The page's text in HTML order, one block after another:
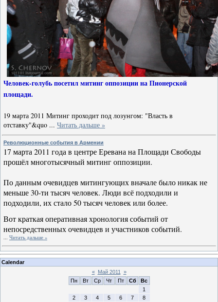
Человек-голубь посетил митинг оппозиции на Пионерской
площади.
19 марта 2011 Митинг проходит под лозунгом: "Власть в
отставку"&quo ... Читать дальше »
Революционные события в Армении
17 марта 2011 года в центре Еревана на Площади Свободы
прошёл многотысячный митинг оппозиции.
По данным очевидцев митингующих вначале было никак не
меньше 30-ти тысяч человек. Люди всё подходили и
подходили, их стало 50 тысяч человек или более.
Вот краткая оперативная хронология событий от
непосредственных очевидцев и участников событий.
... Читать дальше »
Calendar
«
Май 2011
»
Пн
Вт Ср Чт Пт Сб
Вс
1
2
3 4 5 6 7 8